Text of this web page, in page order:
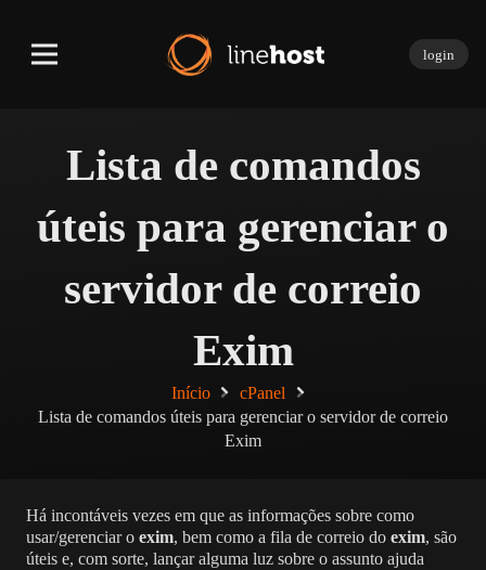
login
Lista de comandos
úteis para gerenciar o
servidor de correio
Exim
Início
cPanel
Lista de comandos úteis para gerenciar o servidor de correio
Exim
Há incontáveis ​​vezes em que as informações sobre como
usar/gerenciar o exim, bem como a fila de correio do exim, são
úteis e, com sorte, lançar alguma luz sobre o assunto ajuda